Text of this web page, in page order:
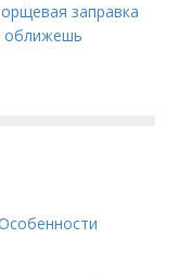
заправка
оближешь